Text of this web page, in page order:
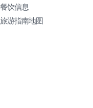
餐饮信息
旅游指南地图